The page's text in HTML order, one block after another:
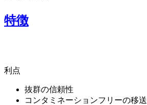
特徴
利点
抜群の信頼性
コンタミネーションフリーの移送